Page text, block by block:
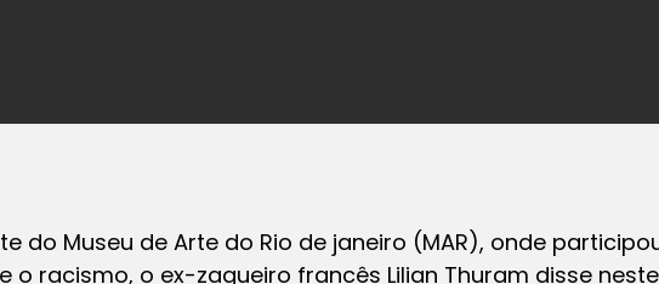
do Museu de Arte do Rio de janeiro (MAR), onde
o racismo, o ex-zagueiro francês Lilian Thuram disse